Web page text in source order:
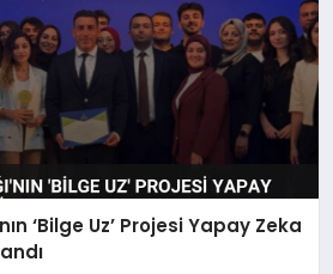
‘Bilge Uz’ Projesi Yapay Zeka